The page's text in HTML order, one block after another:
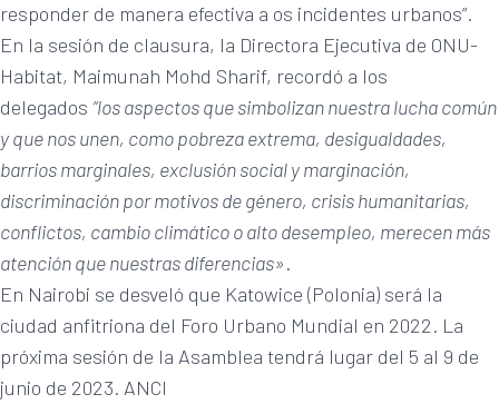
responder de manera efectiva a os incidentes urbanos”.
En la sesión de clausura, la Directora Ejecutiva de ONU-
Habitat, Maimunah Mohd Sharif, recordó a los
delegados “los aspectos que simbolizan nuestra lucha común
y que nos unen, como pobreza extrema, desigualdades,
barrios marginales, exclusión social y marginación,
discriminación por motivos de género, crisis humanitarias,
conflictos, cambio climático o alto desempleo, merecen más
atención que nuestras diferencias».
En Nairobi se desveló que Katowice (Polonia) será la
ciudad anfitriona del Foro Urbano Mundial en 2022. La
próxima sesión de la Asamblea tendrá lugar del 5 al 9 de
junio de 2023. ANCI